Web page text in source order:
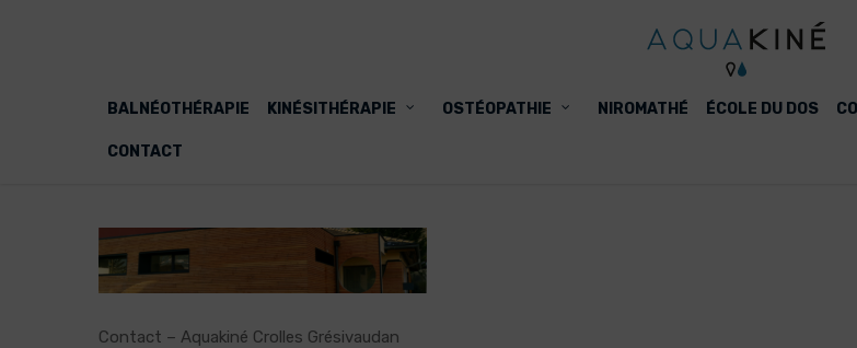
BALNÉOTHÉRAPIE KINÉSITHÉRAPIE OSTÉOPATHIE NIROMATHÉ ÉCOLE DU DOS
CONTACT
Contact – Aquakiné Crolles Grésivaudan